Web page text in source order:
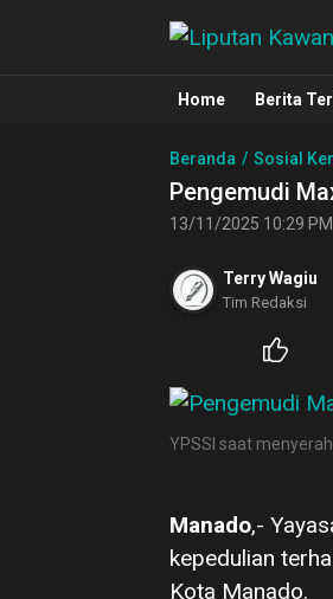
Liputan
Berita Manado,
Home Berita
Beranda Sosial
Pengemudi
13/11/2025 10:29 PM
Terry Wagiu
Tim Redaksi
YPSSI saat
Manado,-
kepedulian
Kota Manado.